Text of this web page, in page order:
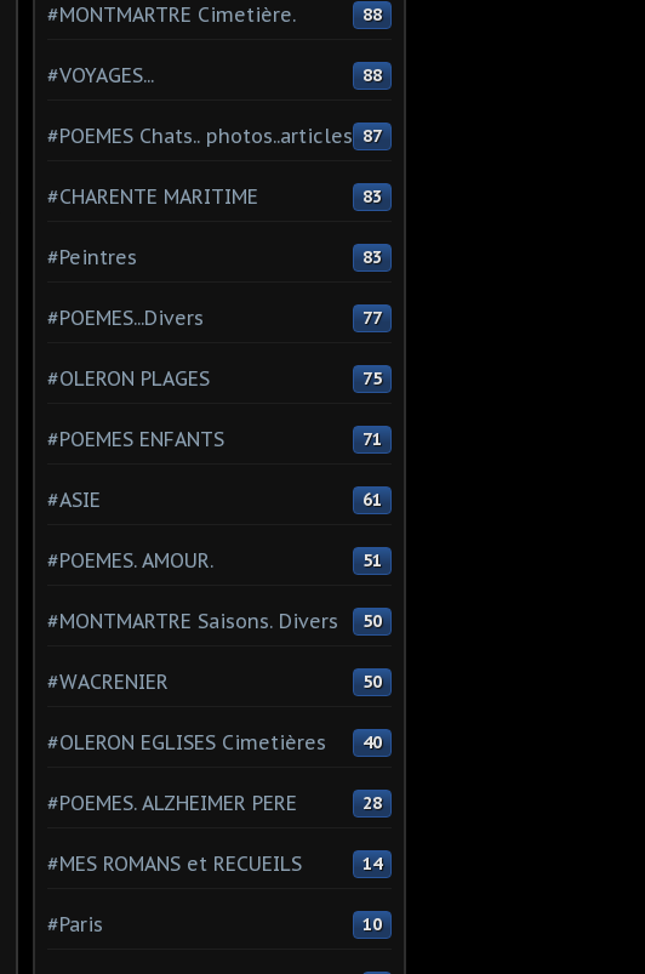
#MONTMARTRE Cimetière. 88
#VOYAGES... 88
#POEMES Chats.. photos..articles 87
#CHARENTE MARITIME 83
#Peintres 83
#POEMES...Divers 77
#OLERON PLAGES 75
#POEMES ENFANTS 71
#ASIE 61
#POEMES. AMOUR. 51
#MONTMARTRE Saisons. Divers 50
#WACRENIER 50
#OLERON EGLISES Cimetières 40
#POEMES. ALZHEIMER PERE 28
#MES ROMANS et RECUEILS 14
#Paris 10